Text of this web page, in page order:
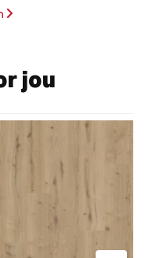
met andere
jou